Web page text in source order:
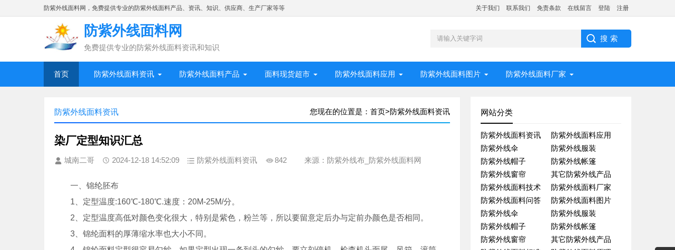
防紫外线面料网，免费提供专业的防紫外线面料产品、资讯、知识、供应商、生产厂家等等 关于我们 联系我们 免责条款 在线留言 登陆 注册
防紫外线面料网
免费提供专业的防紫外线面料资讯和知识
首页 防紫外线面料资讯 防紫外线面料产品 面料现货超市 防紫外线面料应用 防紫外线面料图片 防紫外线面料厂家
您现在的位置是： 首页>防紫外线面料资讯
防紫外线面料资讯
染厂定型知识汇总
城南二哥 2024-12-18 14:52:09 防紫外线面料资讯 842 来源：防紫外线布_防紫外线面料网
一、锦纶胚布
1、定型温度:160℃-180℃.速度：20M-25M/分。
2、定型温度高低对颜色变化很大，特别是紫色，粉兰等，所以要留意定后办与定前办颜色是否相同。
3、锦纶面料的厚薄缩水率也大小不同。
网站分类
防紫外线面料资讯
防紫外线面料应用
防紫外线伞
防紫外线服装
防紫外线帽子
防紫外线帐篷
防紫外线窗帘
其它防紫外线产品
防紫外线面料技术
防紫外线面料厂家
防紫外线面料问答
防紫外线面料图片
防紫外线伞
防紫外线服装
防紫外线帽子
防紫外线帐篷
防紫外线窗帘
其它防紫外线产品